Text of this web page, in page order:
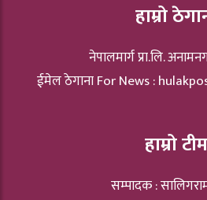
हाम्रो
नेपालमार्ग प्रा.लि.
ईमेल ठेगाना For News :
हाम्रो टीम
सम्पादक :